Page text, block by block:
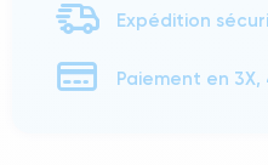
Expédition
Paiement en 3X,